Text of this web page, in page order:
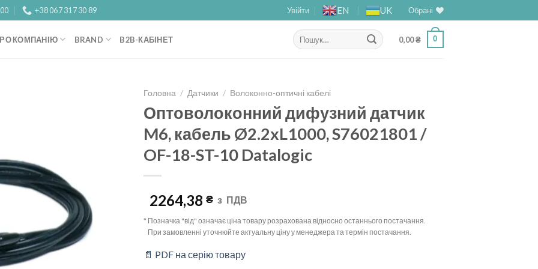
+38 067 317 30 89 Увійти EN UK Обрані
КОМПАНІЮ BRAND B2B-КАБІНЕТ
Шукати:
0,00₴ 0
Головна / Датчики / Волоконно-оптичні кабелі
Оптоволоконний дифузний датчик
M6, кабель Ø2.2xL1000, S76021801 /
OF-18-ST-10 Datalogic
2264,38 ₴ з ПДВ
* Позначка "від" означає ціна товару розрахована відносно останнього постачання.
При замовленні уточнюйте актуальну ціну у менеджера та термін постачання.
📄 PDF на серію товару